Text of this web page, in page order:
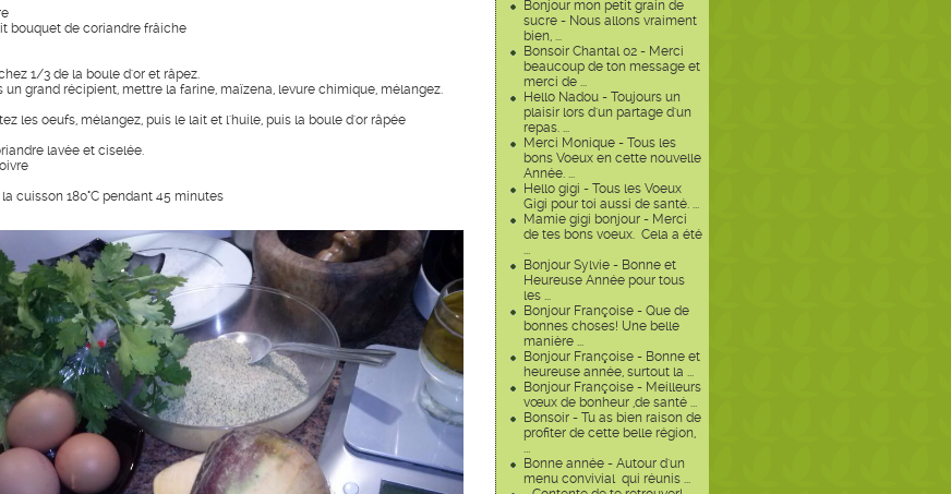
Bonjour mon petit grain de
sucre - Nous allons vraiment
bien, ...
Bonsoir Chantal 02 - Merci
beaucoup de ton message et
merci de ...
Hello Nadou - Toujours un
plaisir lors d'un partage d'un
repas. ...
Merci Monique - Tous les
bons Voeux en cette nouvelle
Année. ...
Hello gigi - Tous les Voeux
Gigi pour toi aussi de santé. ...
Mamie gigi bonjour - Merci
de tes bons voeux. Cela a été
...
Bonjour Sylvie - Bonne et
Heureuse Année pour tous
les ...
Bonjour Françoise - Que de
bonnes choses! Une belle
manière ...
Bonjour Françoise - Bonne et
heureuse année, surtout la ...
Bonjour Françoise - Meilleurs
vœux de bonheur ,de santé ...
Bonsoir - Tu as bien raison de
profiter de cette belle région,
...
Bonne année - Autour d'un
menu convivial qui réunis ...
bouquet de coriandre frâiche
1/3 de la boule d'or et râpez.
un grand récipient, mettre la farine, maïzena, levure chimique, mélangez.
les oeufs, mélangez, puis le lait et l'huile, puis la boule d'or râpée
lavée et ciselée.
la cuisson 180°C pendant 45 minutes